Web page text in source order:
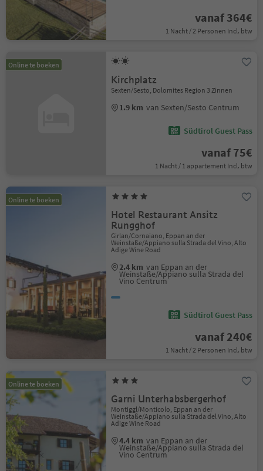
vanaf 364€
1 Nacht / 2 Personen Incl. btw
Online te boeken
Kirchplatz
Sexten/Sesto, Dolomites Region 3 Zinnen
1.9 km van Sexten/Sesto Centrum
Südtirol Guest Pass
vanaf 75€
1 Nacht / 1 appartement Incl. btw
Online te boeken
Hotel Restaurant Ansitz
Rungghof
Girlan/Cornaiano, Eppan an der
Weinstaße/Appiano sulla Strada del Vino, Alto
Adige Wine Road
2.4 km van Eppan an der
Weinstaße/Appiano sulla Strada del
Vino Centrum
Südtirol Guest Pass
vanaf 240€
1 Nacht / 2 Personen Incl. btw
Online te boeken
Garni Unterhabsbergerhof
Montiggl/Monticolo, Eppan an der
Weinstaße/Appiano sulla Strada del Vino, Alto
Adige Wine Road
4.4 km van Eppan an der
Weinstaße/Appiano sulla Strada del
Vino Centrum